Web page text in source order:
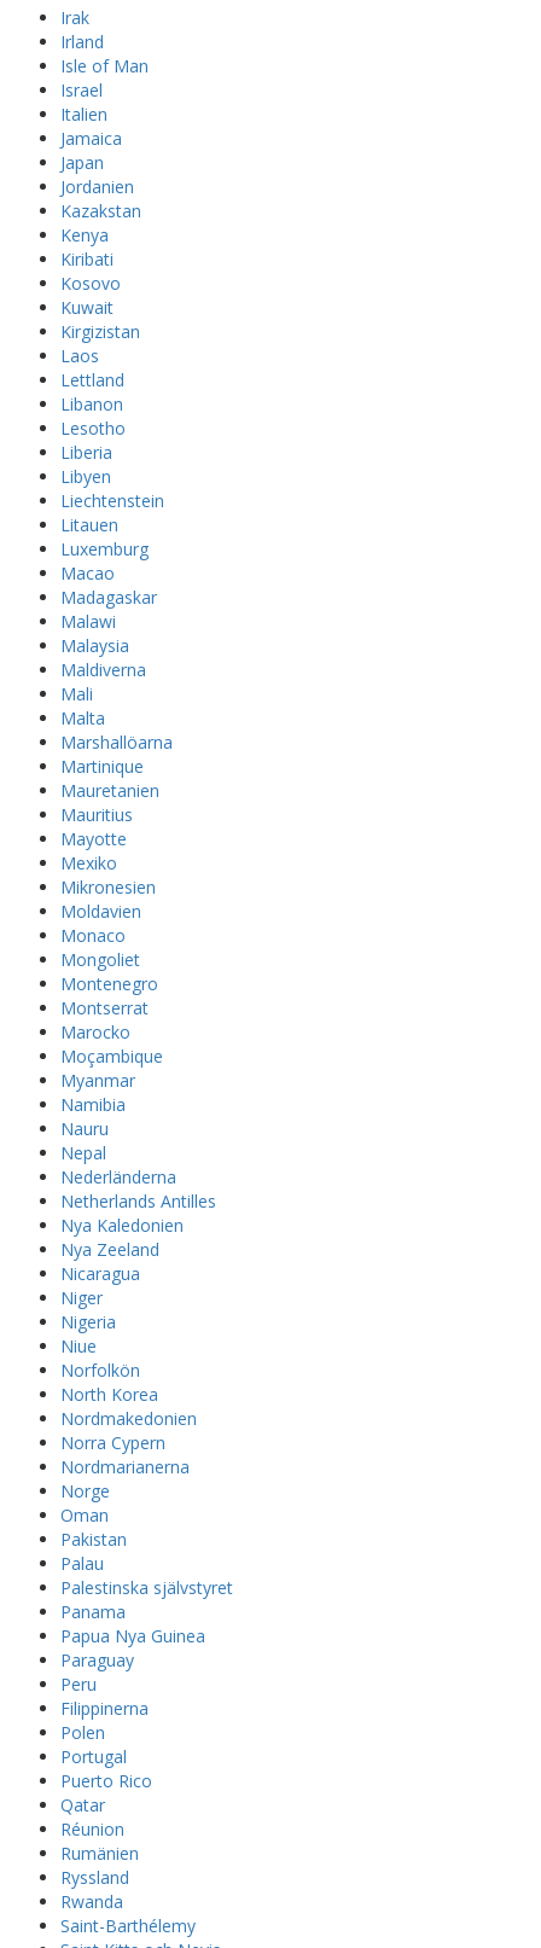
Irak
Irland
Isle of Man
Israel
Italien
Jamaica
Japan
Jordanien
Kazakstan
Kenya
Kiribati
Kosovo
Kuwait
Kirgizistan
Laos
Lettland
Libanon
Lesotho
Liberia
Libyen
Liechtenstein
Litauen
Luxemburg
Macao
Madagaskar
Malawi
Malaysia
Maldiverna
Mali
Malta
Marshallöarna
Martinique
Mauretanien
Mauritius
Mayotte
Mexiko
Mikronesien
Moldavien
Monaco
Mongoliet
Montenegro
Montserrat
Marocko
Moçambique
Myanmar
Namibia
Nauru
Nepal
Nederländerna
Netherlands Antilles
Nya Kaledonien
Nya Zeeland
Nicaragua
Niger
Nigeria
Niue
Norfolkön
North Korea
Nordmakedonien
Norra Cypern
Nordmarianerna
Norge
Oman
Pakistan
Palau
Palestinska självstyret
Panama
Papua Nya Guinea
Paraguay
Peru
Filippinerna
Polen
Portugal
Puerto Rico
Qatar
Réunion
Rumänien
Ryssland
Rwanda
Saint-Barthélemy